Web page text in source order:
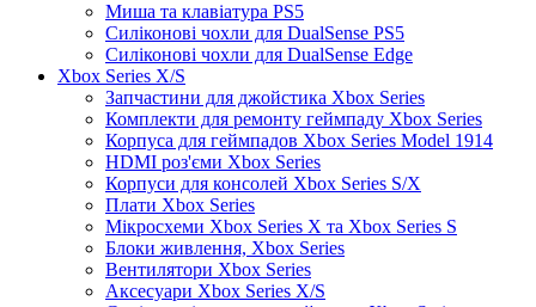
Миша та клавіатура PS5
Силіконові чохли для DualSense PS5
Силіконові чохли для DualSense Edge
Xbox Series X/S
Запчастини для джойстика Xbox Series
Комплекти для ремонту геймпаду Xbox Series
Корпуса для геймпадов Xbox Series Model 1914
HDMI роз'єми Xbox Series
Корпуси для консолей Xbox Series S/X
Плати Xbox Series
Мікросхеми Xbox Series X та Xbox Series S
Блоки живлення, Xbox Series
Вентилятори Xbox Series
Аксесуари Xbox Series X/S